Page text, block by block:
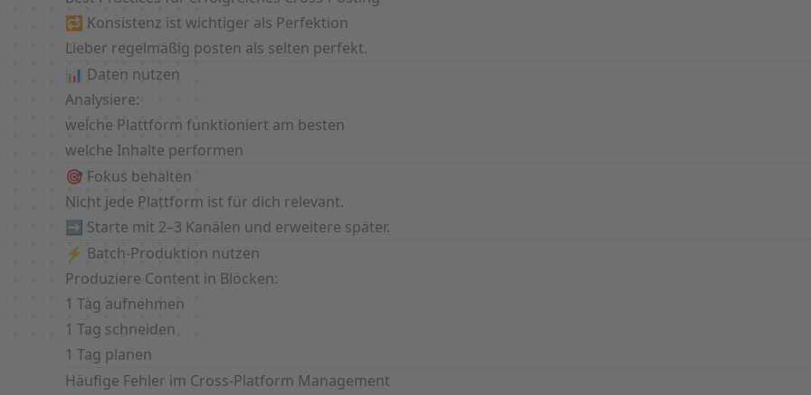
🔁 Konsistenz ist wichtiger als Perfektion
Lieber regelmäßig posten als selten perfekt.
📊 Daten nutzen
Analysiere:
welche Plattform funktioniert am besten
welche Inhalte performen
🎯 Fokus behalten
Nicht jede Plattform ist für dich relevant.
➡️ Starte mit 2–3 Kanälen und erweitere später.
⚡ Batch-Produktion nutzen
Produziere Content in Blöcken:
1 Tag aufnehmen
1 Tag schneiden
1 Tag planen
Häufige Fehler im Cross-Platform Management